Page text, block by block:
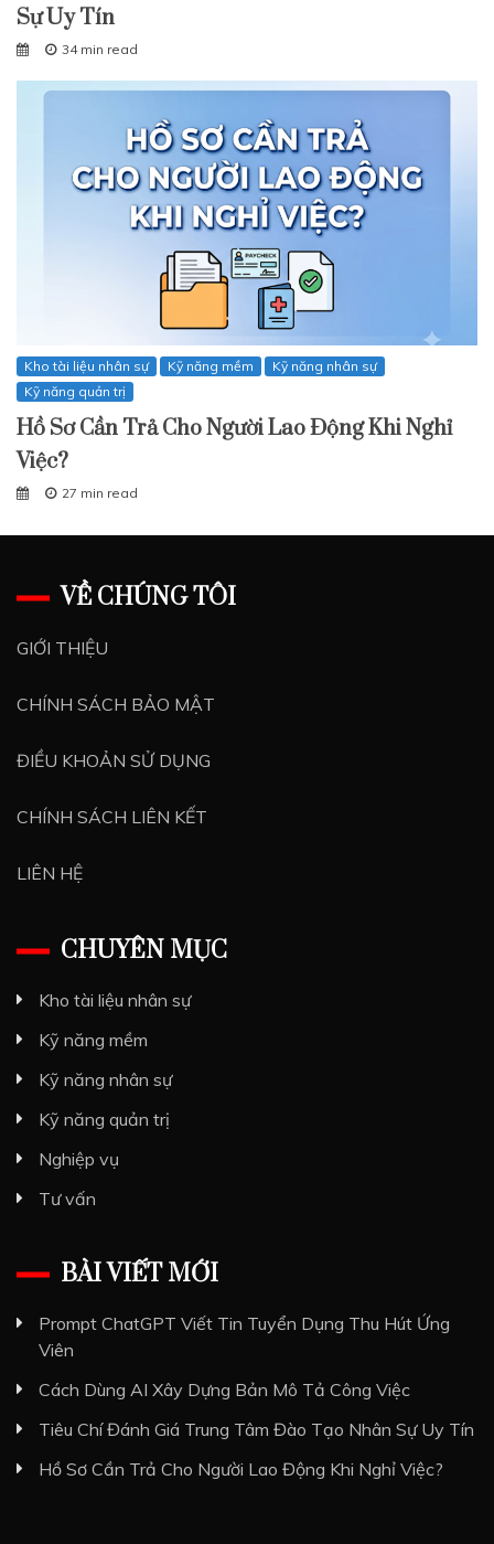
Sự Uy Tín
34 min read
Kho tài liệu nhân sự Kỹ năng mềm
Kỹ năng nhân sự
Kỹ năng quản trị
Hồ Sơ Cần Trả Cho Người Lao Động Khi Nghỉ
Việc?
27 min read
VỀ CHÚNG TÔI
GIỚI THIỆU
CHÍNH SÁCH BẢO MẬT
ĐIỀU KHOẢN SỬ DỤNG
CHÍNH SÁCH LIÊN KẾT
LIÊN HỆ
CHUYÊN MỤC
Kho tài liệu nhân sự
Kỹ năng mềm
Kỹ năng nhân sự
Kỹ năng quản trị
Nghiệp vụ
Tư vấn
BÀI VIẾT MỚI
Prompt ChatGPT Viết Tin Tuyển Dụng Thu Hút Ứng
Viên
Cách Dùng AI Xây Dựng Bản Mô Tả Công Việc
Tiêu Chí Đánh Giá Trung Tâm Đào Tạo Nhân Sự Uy Tín
Hồ Sơ Cần Trả Cho Người Lao Động Khi Nghỉ Việc?